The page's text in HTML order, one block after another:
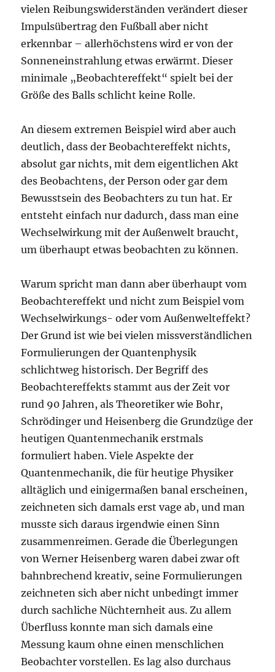
vielen Reibungswiderständen verändert dieser
Impulsübertrag den Fußball aber nicht
erkennbar – allerhöchstens wird er von der
Sonneneinstrahlung etwas erwärmt. Dieser
minimale „Beobachtereffekt“ spielt bei der
Größe des Balls schlicht keine Rolle.
An diesem extremen Beispiel wird aber auch
deutlich, dass der Beobachtereffekt nichts,
absolut gar nichts, mit dem eigentlichen Akt
des Beobachtens, der Person oder gar dem
Bewusstsein des Beobachters zu tun hat. Er
entsteht einfach nur dadurch, dass man eine
Wechselwirkung mit der Außenwelt braucht,
um überhaupt etwas beobachten zu können.
Warum spricht man dann aber überhaupt vom
Beobachtereffekt und nicht zum Beispiel vom
Wechselwirkungs- oder vom Außenwelteffekt?
Der Grund ist wie bei vielen missverständlichen
Formulierungen der Quantenphysik
schlichtweg historisch. Der Begriff des
Beobachtereffekts stammt aus der Zeit vor
rund 90 Jahren, als Theoretiker wie Bohr,
Schrödinger und Heisenberg die Grundzüge der
heutigen Quantenmechanik erstmals
formuliert haben. Viele Aspekte der
Quantenmechanik, die für heutige Physiker
alltäglich und einigermaßen banal erscheinen,
zeichneten sich damals erst vage ab, und man
musste sich daraus irgendwie einen Sinn
zusammenreimen. Gerade die Überlegungen
von Werner Heisenberg waren dabei zwar oft
bahnbrechend kreativ, seine Formulierungen
zeichneten sich aber nicht unbedingt immer
durch sachliche Nüchternheit aus. Zu allem
Überfluss konnte man sich damals eine
Messung kaum ohne einen menschlichen
Beobachter vorstellen. Es lag also durchaus